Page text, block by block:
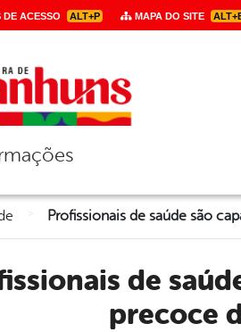
DE ACESSO ALT+P MAPA DO SITE
precoce